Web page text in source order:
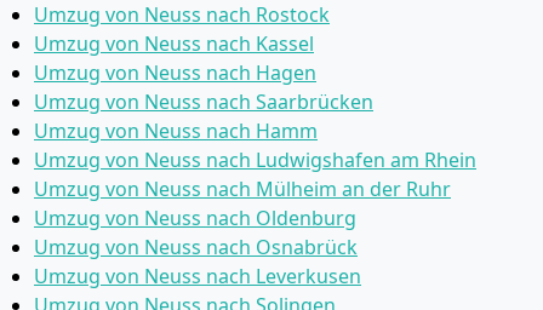
Umzug von Neuss nach Rostock
Umzug von Neuss nach Kassel
Umzug von Neuss nach Hagen
Umzug von Neuss nach Saarbrücken
Umzug von Neuss nach Hamm
Umzug von Neuss nach Ludwigshafen am Rhein
Umzug von Neuss nach Mülheim an der Ruhr
Umzug von Neuss nach Oldenburg
Umzug von Neuss nach Osnabrück
Umzug von Neuss nach Leverkusen